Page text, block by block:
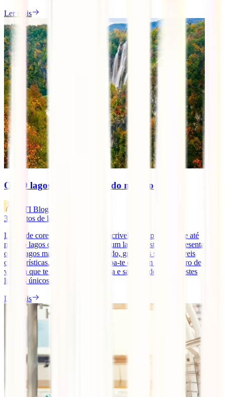
Ler mais
Os 10 lagos mais famosos do mundo
IATI Blog
3
minutos de leitura
Lagos de cores estranhas, lagos incrivelmente profundos e até
mesmo lagos que estão dentro de um lago. Nesta lista apresentamos
os 10 lagos mais famosos do mundo, graças às suas incríveis
características. Faz as malas, equipa-te com um bom seguro de
viagem que te cubra nesta aventura e sai para desfrutar destes
lugares únicos.
Ler mais